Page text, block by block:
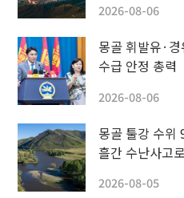
2026-08-06
몽골 휘발유·
수급 안정 총력
2026-08-06
몽골 툴강 수
흘간 수난사고
2026-08-05